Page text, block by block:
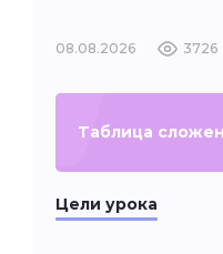
08.08.2026 3726
Таблица
Цели урока